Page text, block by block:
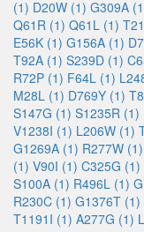
(1) D20W (1) G309A
Q61R (1) Q61L (1)
E56K (1) G156A (1)
T92A (1) S239D (1)
R72P (1) F64L (1)
M28L (1) D769Y (1)
S147G (1) S1235R (1)
V1238I (1) L206W (1)
G1269A (1) R277W (1)
(1) V90I (1) C325G (1)
S100A (1) R496L (1)
R230C (1) G1376T (1)
T1191I (1) A277G (1)